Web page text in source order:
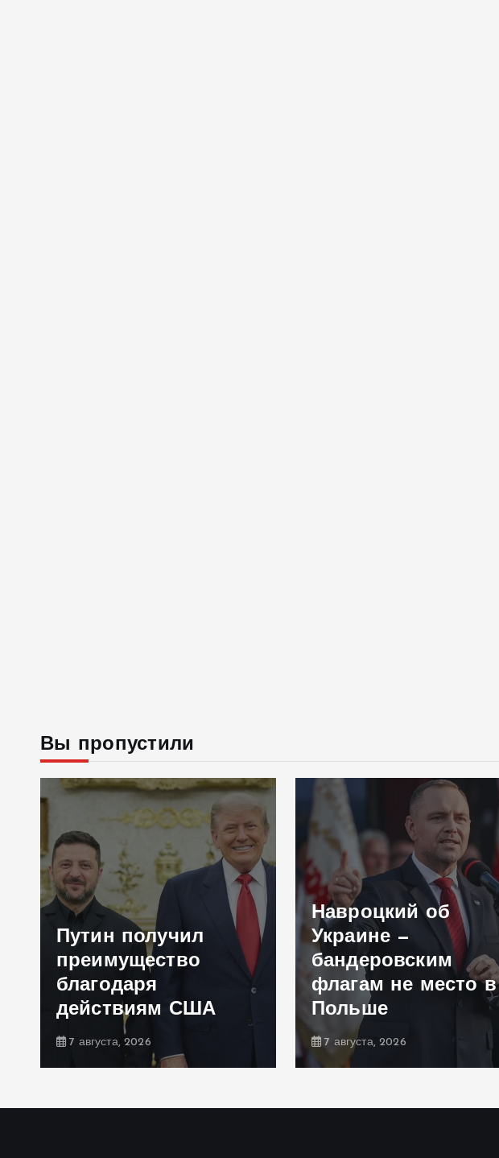
Вы пропустили
Путин получил
преимущество
благодаря
действиям США
7 августа, 2026
Навроцкий об
Украине —
бандеровским
флагам не место в
Польше
7 августа, 2026